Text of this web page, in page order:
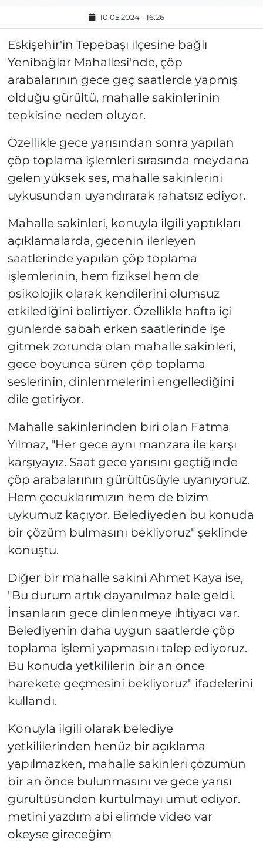
10.05.2024 - 16:26
Eskişehir'in Tepebaşı ilçesine bağlı
Yenibağlar Mahallesi'nde, çöp
arabalarının gece geç saatlerde yapmış
olduğu gürültü, mahalle sakinlerinin
tepkisine neden oluyor.
Özellikle gece yarısından sonra yapılan
çöp toplama işlemleri sırasında meydana
gelen yüksek ses, mahalle sakinlerini
uykusundan uyandırarak rahatsız ediyor.
Mahalle sakinleri, konuyla ilgili yaptıkları
açıklamalarda, gecenin ilerleyen
saatlerinde yapılan çöp toplama
işlemlerinin, hem fiziksel hem de
psikolojik olarak kendilerini olumsuz
etkilediğini belirtiyor. Özellikle hafta içi
günlerde sabah erken saatlerinde işe
gitmek zorunda olan mahalle sakinleri,
gece boyunca süren çöp toplama
seslerinin, dinlenmelerini engellediğini
dile getiriyor.
Mahalle sakinlerinden biri olan Fatma
Yılmaz, "Her gece aynı manzara ile karşı
karşıyayız. Saat gece yarısını geçtiğinde
çöp arabalarının gürültüsüyle uyanıyoruz.
Hem çocuklarımızın hem de bizim
uykumuz kaçıyor. Belediyeden bu konuda
bir çözüm bulmasını bekliyoruz" şeklinde
konuştu.
Diğer bir mahalle sakini Ahmet Kaya ise,
"Bu durum artık dayanılmaz hale geldi.
İnsanların gece dinlenmeye ihtiyacı var.
Belediyenin daha uygun saatlerde çöp
toplama işlemi yapmasını talep ediyoruz.
Bu konuda yetkililerin bir an önce
harekete geçmesini bekliyoruz" ifadelerini
kullandı.
Konuyla ilgili olarak belediye
yetkililerinden henüz bir açıklama
yapılmazken, mahalle sakinleri çözümün
bir an önce bulunmasını ve gece yarısı
gürültüsünden kurtulmayı umut ediyor.
metini yazdım abi elimde video var
okeyse gireceğim